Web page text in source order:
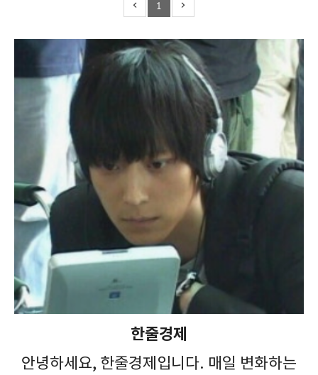
1
한줄경제
안녕하세요, 한줄경제입니다. 매일 변화하는